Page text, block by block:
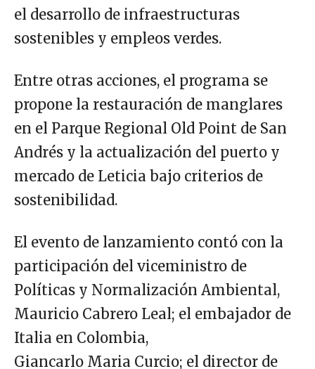
el desarrollo de infraestructuras
sostenibles y empleos verdes.
Entre otras acciones, el programa se
propone la restauración de manglares
en el Parque Regional Old Point de San
Andrés y la actualización del puerto y
mercado de Leticia bajo criterios de
sostenibilidad.
El evento de lanzamiento contó con la
participación del viceministro de
Políticas y Normalización Ambiental,
Mauricio Cabrero Leal; el embajador de
Italia en Colombia,
Giancarlo Maria Curcio; el director de